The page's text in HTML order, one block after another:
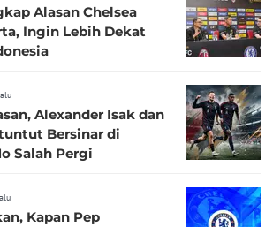
Alasan Chelsea
Ingin Lebih Dekat
Alexander Isak dan
Bersinar di
Salah Pergi
Kapan Pep